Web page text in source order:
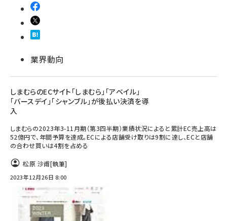
業界動向
しまむらのECサイト「しまむら」「アベイル」
「バースデイ」「シャンブル」が後払い決済を導
入
しまむらの2023年3-11月期（第3四半期）業績状況によると累計EC売上高は
52億円で、年間予算を達成。ECによる店舗受け取りは9割に達し、ECと店舗
の合わせ買いは4割を占める
松原 沙甫[執筆]
2023年12月26日 8:00